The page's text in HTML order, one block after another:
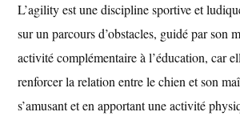
L’agility est une discipline sportive et
sur un parcours d’obstacles, guidé par son
activité complémentaire à l’éducation, car
renforcer la relation entre le chien et son
s’amusant et en apportant une activité